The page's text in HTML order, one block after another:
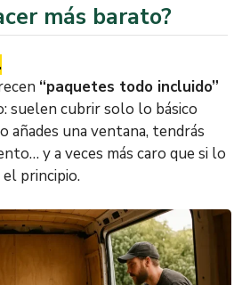
más barato?
“paquetes todo incluido”
suelen cubrir solo lo básico
añades una ventana, tendrás
y a veces más caro que si lo
principio.